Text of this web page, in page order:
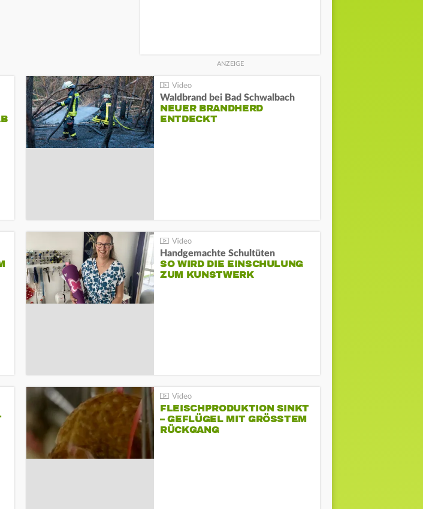
Waldbrand bei Bad Schwalbach
NEUER BRANDHERD
ENTDECKT
Handgemachte Schultüten
SO WIRD DIE EINSCHULUNG
ZUM KUNSTWERK
FLEISCHPRODUKTION SINKT
– GEFLÜGEL MIT GRÖSSTEM R
ÜCKGANG